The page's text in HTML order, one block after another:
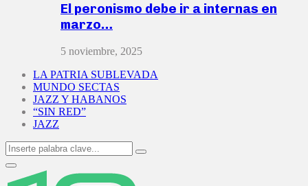
El peronismo debe ir a internas en
marzo…
5 noviembre, 2025
LA PATRIA SUBLEVADA
MUNDO SECTAS
JAZZ Y HABANOS
“SIN RED”
JAZZ
Search
for:
Search
Primary
Menu